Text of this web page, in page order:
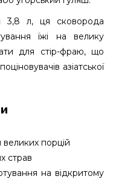
л, ця сковорода
їжі на велику
для стір-фраю, що
азіатської
великих порцій
страв
на відкритому